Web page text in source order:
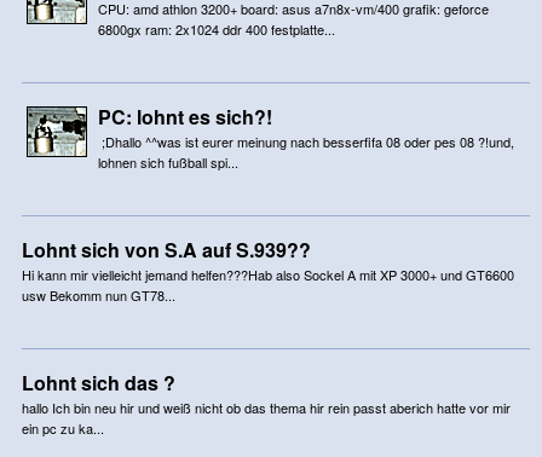
CPU: amd athlon 3200+ board: asus a7n8x-vm/400 grafik: geforce
6800gx ram: 2x1024 ddr 400 festplatte...
PC: lohnt es sich?!
;Dhallo ^^was ist eurer meinung nach besserfifa 08 oder pes 08 ?!und,
lohnen sich fußball spi...
Lohnt sich von S.A auf S.939??
Hi kann mir vielleicht jemand helfen???Hab also Sockel A mit XP 3000+ und GT6600
usw Bekomm nun GT78...
Lohnt sich das ?
hallo Ich bin neu hir und weiß nicht ob das thema hir rein passt aberich hatte vor mir
ein pc zu ka...